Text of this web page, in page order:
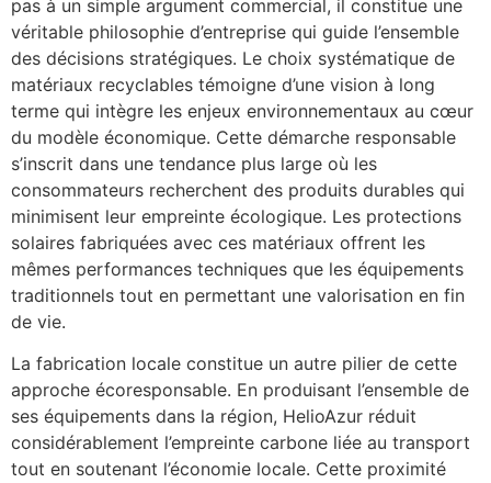
pas à un simple argument commercial, il constitue une
véritable philosophie d’entreprise qui guide l’ensemble
des décisions stratégiques. Le choix systématique de
matériaux recyclables témoigne d’une vision à long
terme qui intègre les enjeux environnementaux au cœur
du modèle économique. Cette démarche responsable
s’inscrit dans une tendance plus large où les
consommateurs recherchent des produits durables qui
minimisent leur empreinte écologique. Les protections
solaires fabriquées avec ces matériaux offrent les
mêmes performances techniques que les équipements
traditionnels tout en permettant une valorisation en fin
de vie.
La fabrication locale constitue un autre pilier de cette
approche écoresponsable. En produisant l’ensemble de
ses équipements dans la région, HelioAzur réduit
considérablement l’empreinte carbone liée au transport
tout en soutenant l’économie locale. Cette proximité